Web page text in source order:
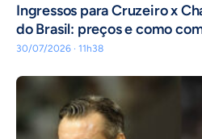
Ingressos para Cruzeiro x
do Brasil: preços e como
30/07/2026 · 11h38